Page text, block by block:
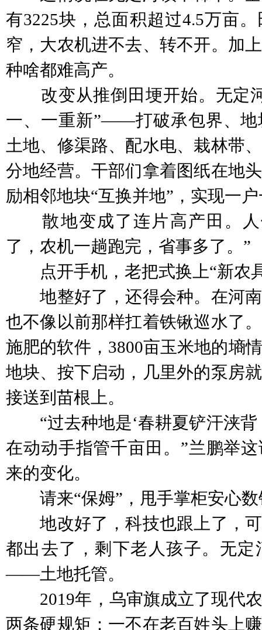
有3225块，总面积超过4.5万亩
窄，大农机进不去、转不开。加
种啥都难高产。
改变从推倒田埂开始。无定
一、一重新”——打破承包界、地
土地、修渠路、配水电、栽林带
分地经营。干部们拿着图纸在地
励相邻地块“互换并地”，实现一
散地变成了连片高产田。人
了，农机一趟跑完，省事多了。”
点开手机，老把式换上“新农
地整好了，还得会种。在河南
也不像以前那样扛着铁锹巡水了
施肥的软件，3800亩玉米地的墒
地块、按下启动，几里外的泵房
接送到苗根上。
“过去种地是‘春耕夏铲汗浃背
在动动手指管千亩田。”兰鹏举
来的变化。
请来“保姆”，甩手掌柜安心数
地改好了，科技也跟上了，可
都出去了，剩下老人孩子。无
——土地托管。
2019年，乌审旗成立了现代农
两条硬规矩：一不在老百姓头上